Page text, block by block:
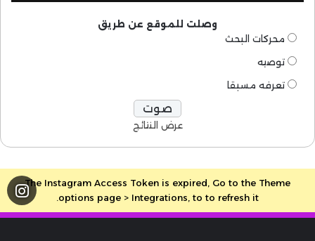
وصلت للموقع عن طريق
محركات البحث
توصيه
تعرفه مسبقا
عرض النتائج
The Instagram Access Token is expired, Go to the Theme
options page > Integrations, to to refresh it.